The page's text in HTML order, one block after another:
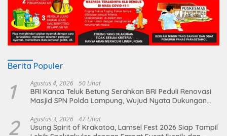
Berita Populer
1 Agustus 4, 2026 50 Lihat
BRI Kanca Teluk Betung Serahkan BRI Peduli Renovasi
Masjid SPN Polda Lampung, Wujud Nyata Dukungan
2 Agustus 3, 2026 47 Lihat
Usung Spirit of Krakatoa, Lamsel Fest 2026 Siap Tampil